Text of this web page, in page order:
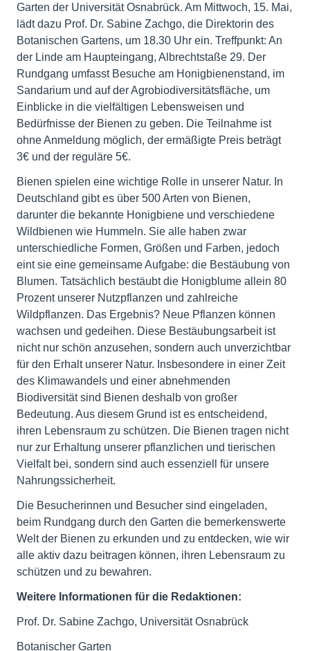
Garten der Universität Osnabrück. Am Mittwoch, 15. Mai,
lädt dazu Prof. Dr. Sabine Zachgo, die Direktorin des
Botanischen Gartens, um 18.30 Uhr ein. Treffpunkt: An
der Linde am Haupteingang, Albrechtstaße 29. Der
Rundgang umfasst Besuche am Honigbienenstand, im
Sandarium und auf der Agrobiodiversitätsfläche, um
Einblicke in die vielfältigen Lebensweisen und
Bedürfnisse der Bienen zu geben. Die Teilnahme ist
ohne Anmeldung möglich, der ermäßigte Preis beträgt
3€ und der reguläre 5€.
Bienen spielen eine wichtige Rolle in unserer Natur. In
Deutschland gibt es über 500 Arten von Bienen,
darunter die bekannte Honigbiene und verschiedene
Wildbienen wie Hummeln. Sie alle haben zwar
unterschiedliche Formen, Größen und Farben, jedoch
eint sie eine gemeinsame Aufgabe: die Bestäubung von
Blumen. Tatsächlich bestäubt die Honigblume allein 80
Prozent unserer Nutzpflanzen und zahlreiche
Wildpflanzen. Das Ergebnis? Neue Pflanzen können
wachsen und gedeihen. Diese Bestäubungsarbeit ist
nicht nur schön anzusehen, sondern auch unverzichtbar
für den Erhalt unserer Natur. Insbesondere in einer Zeit
des Klimawandels und einer abnehmenden
Biodiversität sind Bienen deshalb von großer
Bedeutung. Aus diesem Grund ist es entscheidend,
ihren Lebensraum zu schützen. Die Bienen tragen nicht
nur zur Erhaltung unserer pflanzlichen und tierischen
Vielfalt bei, sondern sind auch essenziell für unsere
Nahrungssicherheit.
Die Besucherinnen und Besucher sind eingeladen,
beim Rundgang durch den Garten die bemerkenswerte
Welt der Bienen zu erkunden und zu entdecken, wie wir
alle aktiv dazu beitragen können, ihren Lebensraum zu
schützen und zu bewahren.
Weitere Informationen für die Redaktionen:
Prof. Dr. Sabine Zachgo, Universität Osnabrück
Botanischer Garten